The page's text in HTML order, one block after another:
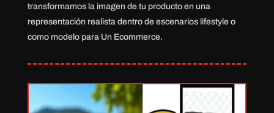
transformamos la imagen de tu producto en una
representación realista dentro de escenarios lifestyle o
como modelo para Un Ecommerce.